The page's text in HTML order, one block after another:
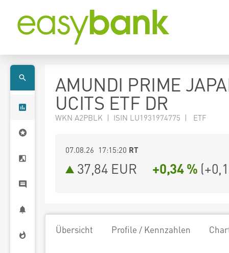
AMUNDI PRIME
UCITS ETF DR
WKN A2PBLK | ISIN LU1931974775 | ETF
07.08.26 17:15:20 RT
37,84 EUR +0,34 % (
Übersicht Profile / Kennzahlen